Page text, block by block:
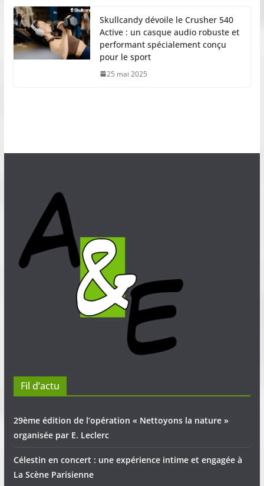
Skullcandy dévoile le Crusher 540
Active : un casque audio robuste et
performant spécialement conçu
pour le sport
25 mai 2025
Fil d’actu
29ème édition de l’opération « Nettoyons la nature »
organisée par E. Leclerc
Célestin en concert : une expérience intime et engagée à
La Scène Parisienne